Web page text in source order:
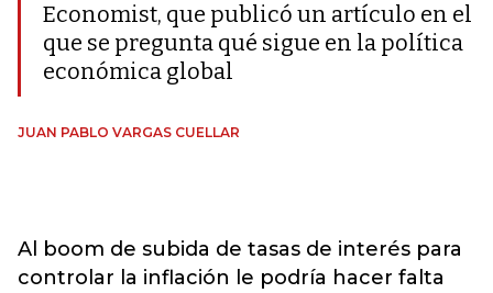
Economist, que publicó un artículo en el
que se pregunta qué sigue en la política
económica global
JUAN PABLO VARGAS CUELLAR
Al boom de subida de tasas de interés para
controlar la inflación le podría hacer falta